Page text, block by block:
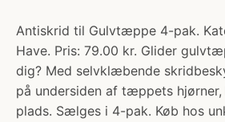
Antiskrid til Gulvtæppe 4-pak.
Have. Pris: 79.00 kr. Glider
dig? Med selvklæbende
på undersiden af tæppets
plads. Sælges i 4-pak. Køb hos